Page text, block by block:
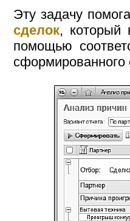
Эту задачу
сделок, который
помощью
сформированного